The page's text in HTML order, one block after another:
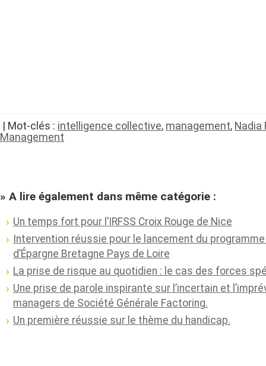
| Mot-clés : intelligence collective, management, Nadia
Management
» A lire également dans même catégorie :
Un temps fort pour l’IRFSS Croix Rouge de Nice
Intervention réussie pour le lancement du
d’Épargne Bretagne Pays de Loire
La prise de risque au quotidien : le cas des forces
Une prise de parole inspirante sur l’incertain et
managers de Société Générale Factoring.
Un première réussie sur le thème du handicap.